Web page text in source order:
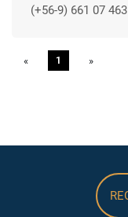
(+56-9) 661 07 463
« Previous
1 »